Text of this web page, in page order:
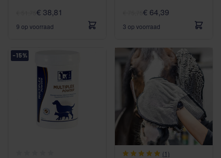
€ 38,81
9 op voorraad
€ 64,39
3 op voorraad
-15%
(1)